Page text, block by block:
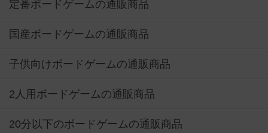
定番ボードゲームの通販商品
国産ボードゲームの通販商品
子供向けボードゲームの通販商品
2人用ボードゲームの通販商品
20分以下のボードゲームの通販商品